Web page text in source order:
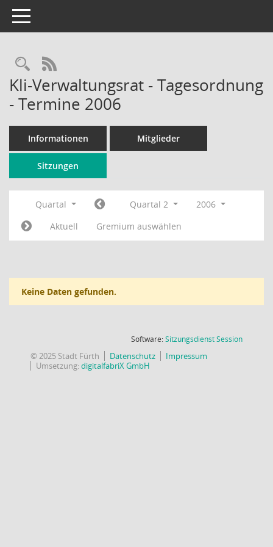
Toggle navigation
Rechercheauswahl
RSS-Feed
Kli-Verwaltungsrat - Tagesordnung
- Termine 2006
Informationen Mitglieder
Sitzungen
Quartal Quartal 2
2006
Aktuell
Gremium auswählen
Keine Daten gefunden.
Software:SitzungsdienstSession(Wird in
© 2025 Stadt Fürth Datenschutz
Impressum
Umsetzung:digitalfabriX GmbH